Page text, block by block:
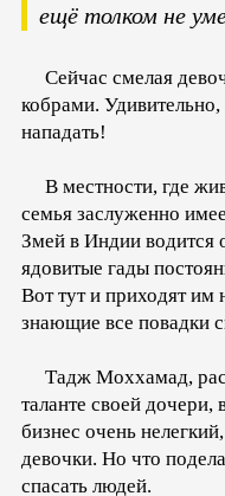
ещё толком не
Сейчас смелая
кобрами.
нападать!
В местности, где
семья заслуженно
Змей в Индии водится
ядовитые гады
Вот тут и приходят
знающие все повадки
Тадж Моххамад,
таланте своей дочери,
бизнес очень
девочки. Но что
спасать людей.